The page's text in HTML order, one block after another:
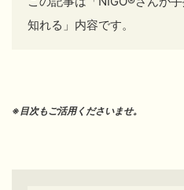
知れる」内容です。
※目次もご活用くださいませ。